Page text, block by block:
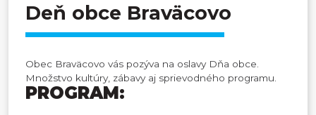
Deň obce Braväcovo
Obec Braväcovo vás pozýva na oslavy Dňa obce.
Množstvo kultúry, zábavy aj sprievodného programu.
PROGRAM: